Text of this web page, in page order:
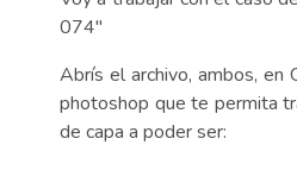
074"
Abrís el archivo, ambos, en
photoshop que te permita
de capa a poder ser: